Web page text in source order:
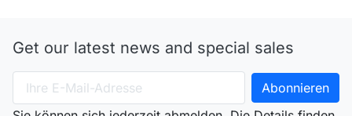
Get our latest news and special sales